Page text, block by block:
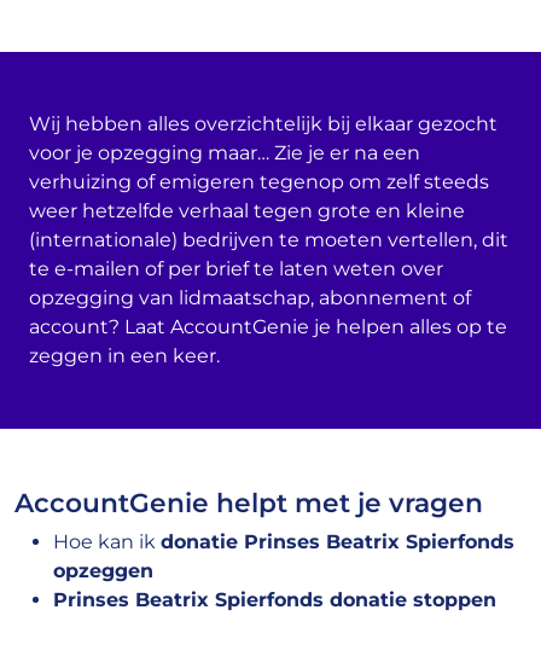
Wij hebben alles overzichtelijk bij elkaar gezocht
voor je opzegging maar… Zie je er na een
verhuizing of emigeren tegenop om zelf steeds
weer hetzelfde verhaal tegen grote en kleine
(internationale) bedrijven te moeten vertellen, dit
te e-mailen of per brief te laten weten over
opzegging van lidmaatschap, abonnement of
account? Laat AccountGenie je helpen alles op te
zeggen in een keer.
AccountGenie helpt met je vragen
Hoe kan ik donatie Prinses Beatrix Spierfonds
opzeggen
Prinses Beatrix Spierfonds donatie stoppen